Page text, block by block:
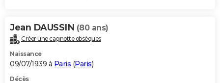
Jean DAUSSIN (80 ans)
Créer une cagnotte obsèques
Naissance
09/07/1939 à Paris (Paris)
Décès